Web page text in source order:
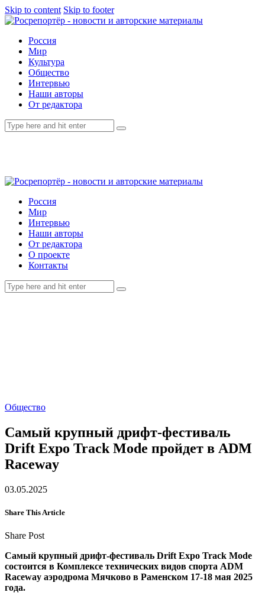
Skip to content Skip to footer
Россия
Мир
Культура
Общество
Интервью
Наши авторы
От редактора
Россия
Мир
Интервью
Наши авторы
От редактора
О проекте
Контакты
Общество
Самый крупный дрифт-фестиваль
Drift Expo Track Mode пройдет в ADM
Raceway
03.05.2025
Share This Article
Share Post
Самый крупный дрифт-фестиваль Drift Expo Track Mode
состоится в Комплексе технических видов спорта ADM
Raceway аэродрома Мячково в Раменском 17-18 мая 2025
года.